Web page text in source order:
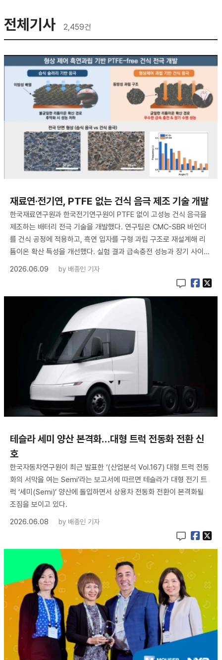
전체기사 2,459건
재료연·전기연, PTFE 없는 건식 음극 제조 기술 개발
한국재료연구원과 한국전기연구원이 PTFE 없이 고성능 건식 음극을
제조하는 배터리 전극 기술을 개발했다. 연구팀은 CMC-SBR 바인더
를 건식 공정에 적용하고, 흑연 입자를 구형 과립 구조로 재설계해 리
튬이온 확산 특성을 개선했다. 실험 결과 급속충전 성능과 장기 사이…
2026.06.09
by 배종인 기자
테슬라 세미 양산 본격화…대형 트럭 전동화 전환 신
호
한국자동차연구원이 최근 발표한 ‘(산업분석 Vol.167) 대형 트럭 전동
화의 서막을 여는 Semi’라는 보고서에 따르면 테슬라가 대형 전기 트
럭 ‘세미(Semi)’ 양산에 돌입하면서 상용차 전동화 전환이 본격화될
조짐을 보이고 있다.
2026.06.08
by 배종인 기자